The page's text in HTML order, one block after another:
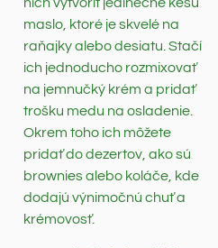
nich vytvoriť jedinečné kešu
maslo, ktoré je skvelé na
raňajky alebo desiatu. Stačí
ich jednoducho rozmixovať
na jemnučký krém a pridať
trošku medu na osladenie.
Okrem toho ich môžete
pridať do dezertov, ako sú
brownies alebo koláče, kde
dodajú výnimočnú chuť a
krémovosť.